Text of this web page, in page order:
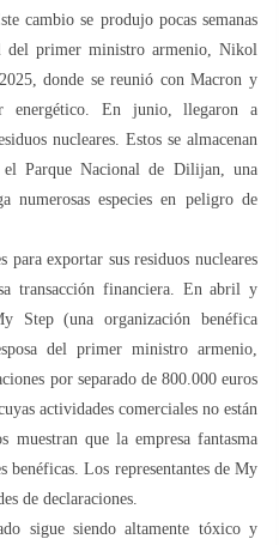
cambio se produjo pocas semanas
del primer ministro armenio, Nikol
donde se reunió con Macron y
energético. En junio, llegaron a
nucleares. Estos se almacenan
Parque Nacional de Dilijan, una
numerosas especies en peligro de
para exportar sus residuos nucleares
transacción financiera. En abril y
Step (una organización benéfica
del primer ministro armenio,
por separado de 800.000 euros
actividades comerciales no están
muestran que la empresa fantasma
benéficas. Los representantes de My
de declaraciones.
sigue siendo altamente tóxico y